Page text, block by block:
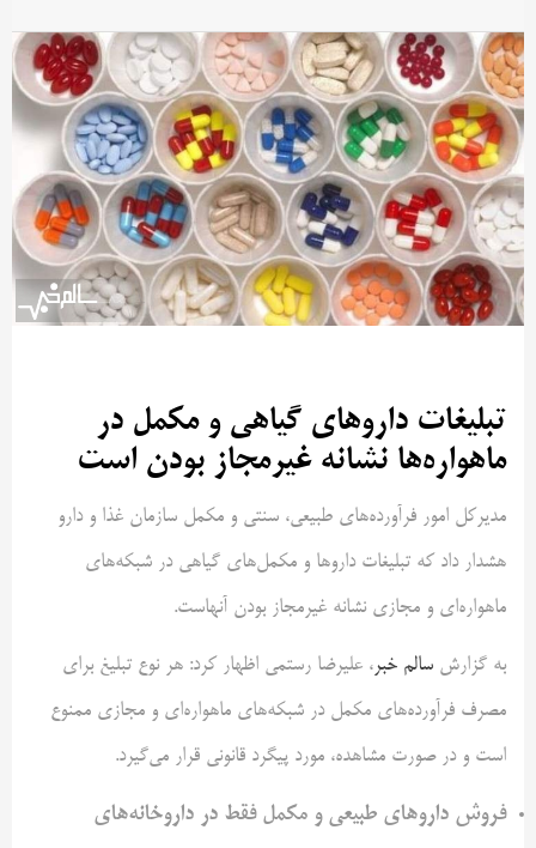
تبلیغات داروهای گیاهی و مکمل در
ماهواره‌ها نشانه غیرمجاز بودن است
مدیرکل امور فرآورده‌های طبیعی، سنتی و مکمل سازمان غذا و دارو
هشدار داد که تبلیغات داروها و مکمل‌های گیاهی در شبکه‌های
ماهواره‌ای و مجازی نشانه غیرمجاز بودن آنهاست.
به گزارش سالم خبر، علیرضا رستمی اظهار کرد: هر نوع تبلیغ برای
مصرف فرآورده‌های مکمل در شبکه‌های ماهواره‌ای و مجازی ممنوع
است و در صورت مشاهده، مورد پیگرد قانونی قرار می‌گیرد.
فروش داروهای طبیعی و مکمل فقط در داروخانه‌های